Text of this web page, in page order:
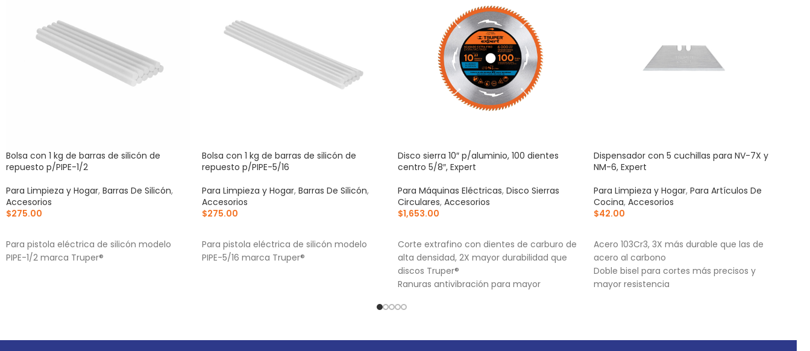
Bolsa con 1 kg de barras de silicón de
repuesto p/PIPE-1/2
Para Limpieza y Hogar, Barras De Silicón,
Accesorios
$275.00
Para pistola eléctrica de silicón modelo
PIPE-1/2 marca Truper®
Bolsa con 1 kg de barras de silicón de
repuesto p/PIPE-5/16
Para Limpieza y Hogar, Barras De Silicón,
Accesorios
$275.00
Para pistola eléctrica de silicón modelo
PIPE-5/16 marca Truper®
Disco sierra 10″ p/aluminio, 100 dientes
centro 5/8″, Expert
Para Máquinas Eléctricas, Disco Sierras
Circulares, Accesorios
$1,653.00
Corte extrafino con dientes de carburo de
alta densidad, 2X mayor durabilidad que
discos Truper®
Ranuras antivibración para mayor
acabado
alternado de forma plana y trapezoidal
Dispensador con 5 cuchillas para NV-7X y
NM-6, Expert
Para Limpieza y Hogar, Para Artículos De
Cocina, Accesorios
$42.00
Acero 103Cr3, 3X más durable que las de
acero al carbono
Doble bisel para cortes más precisos y
mayor resistencia